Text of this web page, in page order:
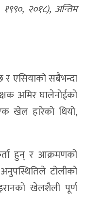
२०१८), अन्तिम
र एसियाको सबैभन्दा
अमिर घालेनोईको
खेल हारेको थियो,
हुन् र आक्रमणको
टोलीको
खेलशैली पूर्ण